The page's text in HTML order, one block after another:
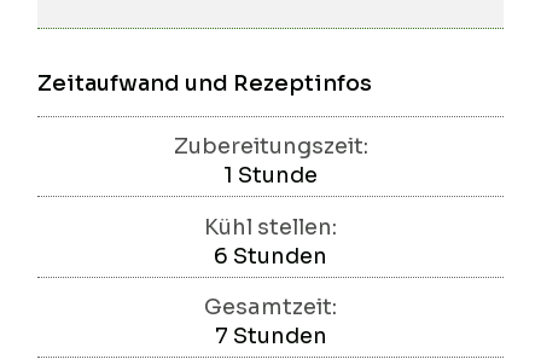
Zeitaufwand und Rezeptinfos
Zubereitungszeit:
1 Stunde
Stunde
Kühl stellen:
6 Stunden
Stunden
Gesamtzeit:
7Stunden
Stunden